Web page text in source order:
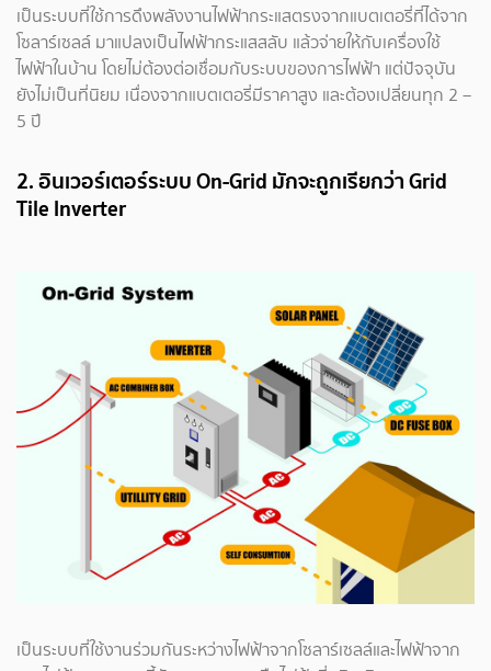
เป็นระบบที่ใช้การดึงพลังงานไฟฟ้ากระแสตรงจากแบตเตอรี่ที่ได้จาก
โซลาร์เซลล์ มาแปลงเป็นไฟฟ้ากระแสสลับ แล้วจ่ายให้กับเครื่องใช้
ไฟฟ้าในบ้าน โดยไม่ต้องต่อเชื่อมกับระบบของการไฟฟ้า แต่ปัจจุบัน
ยังไม่เป็นที่นิยม เนื่องจากแบตเตอรี่มีราคาสูง และต้องเปลี่ยนทุก 2 –
5 ปี
2. อินเวอร์เตอร์ระบบ On-Grid มักจะถูกเรียกว่า Grid
Tile Inverter
เป็นระบบที่ใช้งานร่วมกันระหว่างไฟฟ้าจากโซลาร์เซลล์และไฟฟ้าจาก